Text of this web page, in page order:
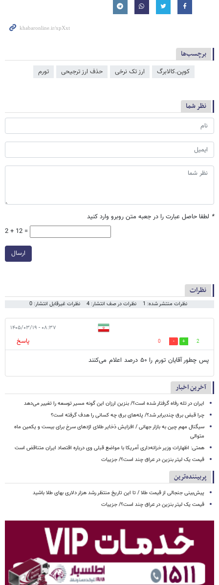
برچسب‌ها
کوپن.کالابرگ ارز تک نرخی حذف ارز ترجیحی تورم
نظر شما
* لطفا حاصل عبارت را در جعبه متن روبرو وارد کنید
2 + 12 =
ارسال
نظرات
نظرات منتشر شده: 1 نظرات در صف انتشار: 4 نظرات غیرقابل انتشار: 0
۰۸:۳۷ - ۱۴۰۵/۰۳/۱۹
2
0
پاسخ
پس چطور آقایان تورم را ۵۰ درصد اعلام می‌کنند
آخرین اخبار
ایران در تله رفاه گرفتار شده است؟/ بنزین ارزان این گونه مسیر توسعه را تغییر می‌دهد
چرا قبض برق چندبرابر شد؟/ پله‌های برق چه کسانی را هدف گرفته است؟
سیگنال‌ مهم چین به بازار جهانی / افزایش ذخایر طلای اژدهای سرخ برای بیست و یکمین ماه
متوالی
همتی: اظهارات وزیر خزانه‌داری آمریکا با مواضع قبلی وی درباره اقتصاد ایران متناقض است
قیمت یک لیتر بنزین در عراق چند است؟/ جزییات
پربیننده‌ترین
پیش‌بینی جنجالی از قیمت طلا / تا این تاریخ منتظر رشد هزار دلاری بهای طلا باشید
قیمت یک لیتر بنزین در عراق چند است؟/ جزییات